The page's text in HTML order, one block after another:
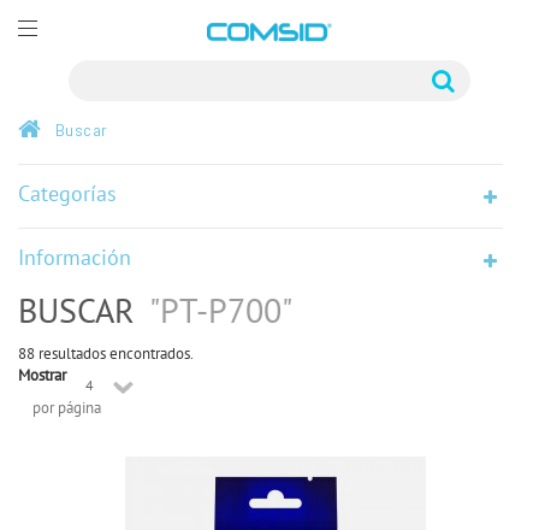
Buscar
Categorías
Información
BUSCAR "PT-P700"
88 resultados encontrados.
Mostrar
4
por página